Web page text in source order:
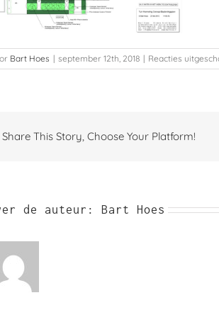
Bart Hoes | september 12th, 2018 | Reacties
Share This Story, Choose Your Platform!
de auteur: Bart Hoes